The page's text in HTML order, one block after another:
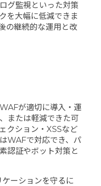
グ監視といった対策
を大幅に低減できま
の継続的な運用と改
が適切に導入・運
または軽減できた可
クション・XSSなど
WAFで対応でき、パ
認証やボット対策と
ーションを守るに